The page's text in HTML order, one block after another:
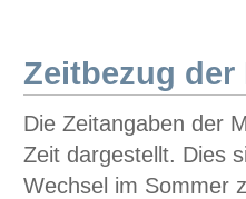
Zeitbezug der
Die Zeitangaben der
Zeit dargestellt. Dies
Wechsel im Sommer